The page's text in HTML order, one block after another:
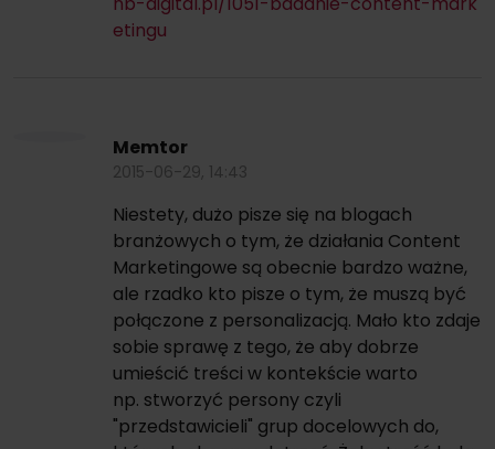
etingu
Memtor
2015-06-29, 14:43
Niestety, dużo pisze się na blogach
branżowych o tym, że działania Content
Marketingowe są obecnie bardzo ważne,
ale rzadko kto pisze o tym, że muszą być
połączone z personalizacją. Mało kto zdaje
sobie sprawę z tego, że aby dobrze
umieścić treści w kontekście warto
np. stworzyć persony czyli
"przedstawicieli" grup docelowych do,